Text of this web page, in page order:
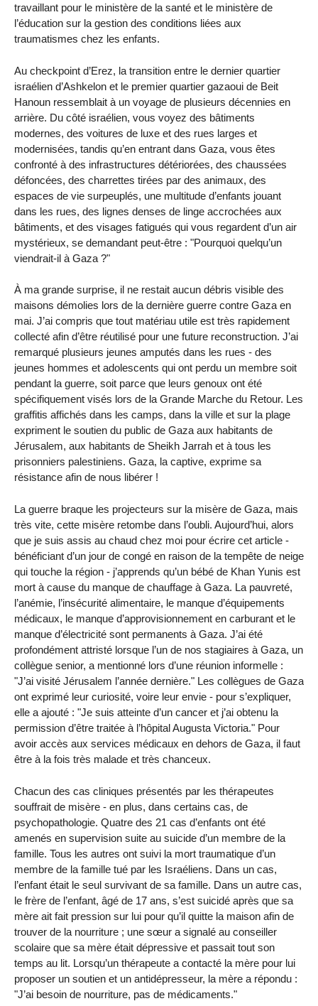
travaillant pour le ministère de la santé et le ministère de
l’éducation sur la gestion des conditions liées aux
traumatismes chez les enfants.
Au checkpoint d’Erez, la transition entre le dernier quartier
israélien d’Ashkelon et le premier quartier gazaoui de Beit
Hanoun ressemblait à un voyage de plusieurs décennies en
arrière. Du côté israélien, vous voyez des bâtiments
modernes, des voitures de luxe et des rues larges et
modernisées, tandis qu’en entrant dans Gaza, vous êtes
confronté à des infrastructures détériorées, des chaussées
défoncées, des charrettes tirées par des animaux, des
espaces de vie surpeuplés, une multitude d’enfants jouant
dans les rues, des lignes denses de linge accrochées aux
bâtiments, et des visages fatigués qui vous regardent d’un air
mystérieux, se demandant peut-être : "Pourquoi quelqu’un
viendrait-il à Gaza ?"
À ma grande surprise, il ne restait aucun débris visible des
maisons démolies lors de la dernière guerre contre Gaza en
mai. J’ai compris que tout matériau utile est très rapidement
collecté afin d’être réutilisé pour une future reconstruction. J’ai
remarqué plusieurs jeunes amputés dans les rues - des
jeunes hommes et adolescents qui ont perdu un membre soit
pendant la guerre, soit parce que leurs genoux ont été
spécifiquement visés lors de la Grande Marche du Retour. Les
graffitis affichés dans les camps, dans la ville et sur la plage
expriment le soutien du public de Gaza aux habitants de
Jérusalem, aux habitants de Sheikh Jarrah et à tous les
prisonniers palestiniens. Gaza, la captive, exprime sa
résistance afin de nous libérer !
La guerre braque les projecteurs sur la misère de Gaza, mais
très vite, cette misère retombe dans l’oubli. Aujourd’hui, alors
que je suis assis au chaud chez moi pour écrire cet article -
bénéficiant d’un jour de congé en raison de la tempête de neige
qui touche la région - j’apprends qu’un bébé de Khan Yunis est
mort à cause du manque de chauffage à Gaza. La pauvreté,
l’anémie, l’insécurité alimentaire, le manque d’équipements
médicaux, le manque d’approvisionnement en carburant et le
manque d’électricité sont permanents à Gaza. J’ai été
profondément attristé lorsque l’un de nos stagiaires à Gaza, un
collègue senior, a mentionné lors d’une réunion informelle :
"J’ai visité Jérusalem l’année dernière." Les collègues de Gaza
ont exprimé leur curiosité, voire leur envie - pour s’expliquer,
elle a ajouté : "Je suis atteinte d’un cancer et j’ai obtenu la
permission d’être traitée à l’hôpital Augusta Victoria." Pour
avoir accès aux services médicaux en dehors de Gaza, il faut
être à la fois très malade et très chanceux.
Chacun des cas cliniques présentés par les thérapeutes
souffrait de misère - en plus, dans certains cas, de
psychopathologie. Quatre des 21 cas d’enfants ont été
amenés en supervision suite au suicide d’un membre de la
famille. Tous les autres ont suivi la mort traumatique d’un
membre de la famille tué par les Israéliens. Dans un cas,
l’enfant était le seul survivant de sa famille. Dans un autre cas,
le frère de l’enfant, âgé de 17 ans, s’est suicidé après que sa
mère ait fait pression sur lui pour qu’il quitte la maison afin de
trouver de la nourriture ; une sœur a signalé au conseiller
scolaire que sa mère était dépressive et passait tout son
temps au lit. Lorsqu’un thérapeute a contacté la mère pour lui
proposer un soutien et un antidépresseur, la mère a répondu :
"J’ai besoin de nourriture, pas de médicaments."